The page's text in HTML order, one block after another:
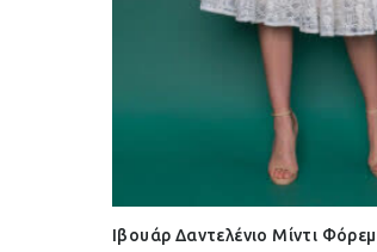
Ιβουάρ Δαντελένιο Μίντι